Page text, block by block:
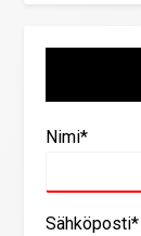
Nimi*
Sähköposti*